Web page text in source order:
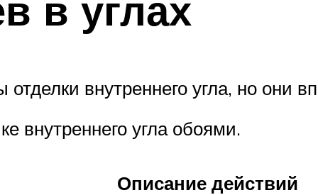
внутреннего угла, но они
внутреннего угла обоями.
Описание действий